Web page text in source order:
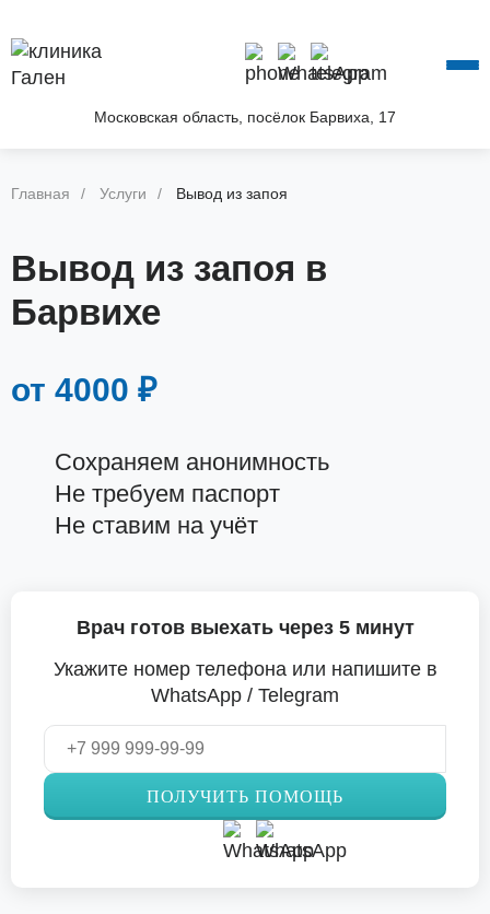
Московская область, посёлок Барвиха, 17
О КЛИНИКЕ
УСЛУГИ
КОНТАКТЫ
Главная Услуги Вывод из запоя
Вывод из запоя в
Барвихе
от 4000 ₽
Сохраняем анонимность
Не требуем паспорт
Не ставим на учёт
Врач готов выехать через 5 минут
Укажите номер телефона или напишите в
WhatsApp / Telegram
ПОЛУЧИТЬ ПОМОЩЬ